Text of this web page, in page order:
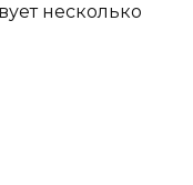
несколько